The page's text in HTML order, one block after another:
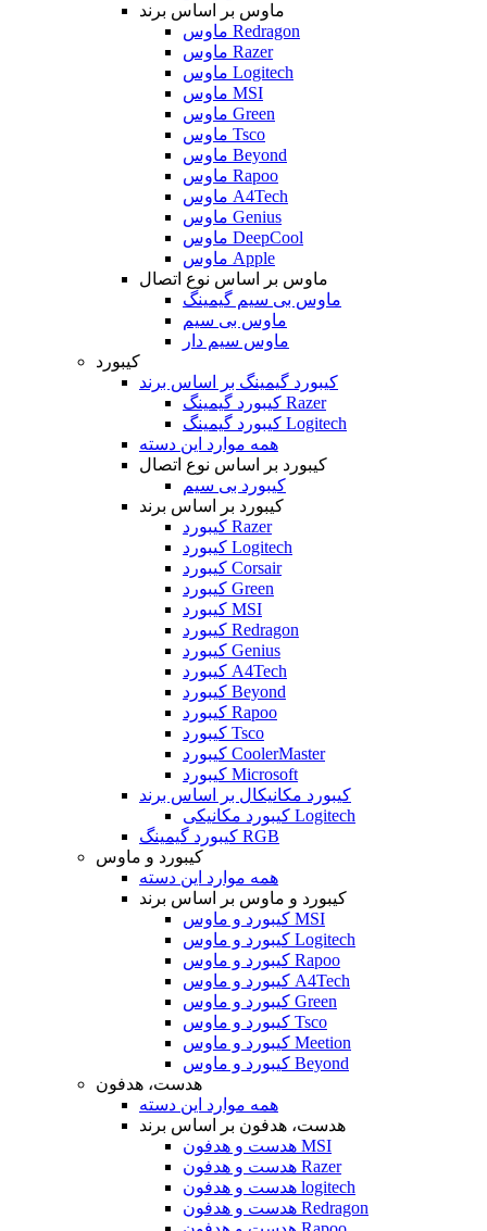
ماوس بر اساس برند
ماوس Redragon
ماوس Razer
ماوس Logitech
ماوس MSI
ماوس Green
ماوس Tsco
ماوس Beyond
ماوس Rapoo
ماوس A4Tech
ماوس Genius
ماوس DeepCool
ماوس Apple
ماوس بر اساس نوع اتصال
ماوس بی سیم گیمینگ
ماوس بی سیم
ماوس سیم دار
کیبورد
کیبورد گیمینگ بر اساس برند
کیبورد گیمینگ Razer
کیبورد گیمینگ Logitech
همه موارد این دسته
کیبورد بر اساس نوع اتصال
کیبورد بی سیم
کیبورد بر اساس برند
کیبورد Razer
کیبورد Logitech
کیبورد Corsair
کیبورد Green
کیبورد MSI
کیبورد Redragon
کیبورد Genius
کیبورد A4Tech
کیبورد Beyond
کیبورد Rapoo
کیبورد Tsco
کیبورد CoolerMaster
کیبورد Microsoft
کیبورد مکانیکال بر اساس برند
کیبورد مکانیکی Logitech
کیبورد گیمینگ RGB
کیبورد و ماوس
همه موارد این دسته
کیبورد و ماوس بر اساس برند
کیبورد و ماوس MSI
کیبورد و ماوس Logitech
کیبورد و ماوس Rapoo
کیبورد و ماوس A4Tech
کیبورد و ماوس Green
کیبورد و ماوس Tsco
کیبورد و ماوس Meetion
کیبورد و ماوس Beyond
هدست، هدفون
همه موارد این دسته
هدست، هدفون بر اساس برند
هدست و هدفون MSI
هدست و هدفون Razer
هدست و هدفون logitech
هدست و هدفون Redragon